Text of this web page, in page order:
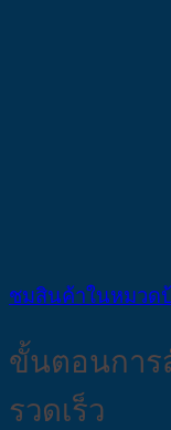
ชมสินค้าในหมวด
ขั้นตอนการ
รวดเร็ว